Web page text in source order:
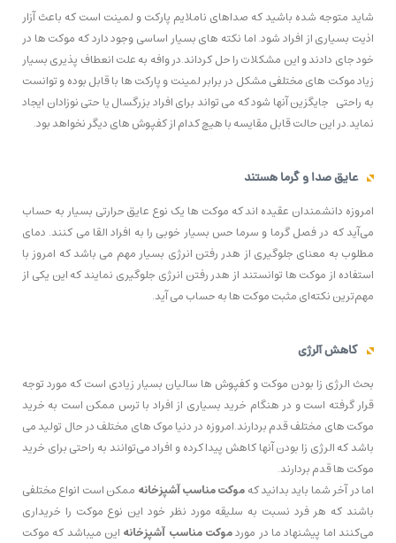
شاید متوجه شده باشید که صداهای ناملایم پارکت و لمینت است که باعث آزار
اذیت بسیاری از افراد شود. اما نکته های بسیار اساسی وجود دارد که موکت ها در
خود جای دادند و این مشکلات را حل کرداند.در وافه به علت انعطاف پذیری بسیار
زیاد موکت های مختلفی مشکل در برابر لمینت و پارکت ها با قابل بوده و توانست
به راحتی جایگزین آنها شود که می تواند برای افراد بزرگسال یا حتی نوزادان ایجاد
نماید.در این حالت قابل مقایسه با هیچ کدام از کفپوش های دیگر نخواهد بود.
عایق صدا و گرما هستند
امروزه دانشمندان عقیده اند که موکت ها یک نوع عایق حرارتی بسیار به حساب
می‌آید که در فصل گرما و سرما حس بسیار خوبی را به افراد القا می کنند. دمای
مطلوب به معنای جلوگیری از هدر رفتن انرژی بسیار مهم می باشد که امروز با
استفاده از موکت ها توانستند از هدر رفتن انرژی جلوگیری نمایند که این یکی از
مهم‌ترین نکته‌ای مثبت موکت ها به حساب می آید.
کاهش آلرژی
بحث الرژی زا بودن موکت و کفپوش ها سالیان بسیار زیادی است که مورد توجه
قرار گرفته است و در هنگام خرید بسیاری از افراد با ترس ممکن است به خرید
موکت های مختلف قدم بردارند.امروزه در دنیا موک های مختلف در حال تولید می
باشد که الرژی زا بودن آنها کاهش پیدا کرده و افراد می‌توانند به راحتی برای خرید
موکت ها قدم بردارند.
اما در آخر شما باید بدانید کهموکت مناسب آشپزخانه ممکن است انواع مختلفی
باشند که هر فرد نسبت به سلیقه مورد نظر خود این نوع موکت را خریداری
می‌کنند اما پیشنهاد ما در موردموکت مناسب آشپزخانه این میباشد که موکت